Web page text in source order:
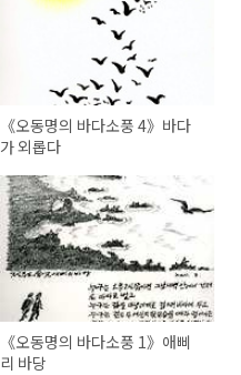
《오동명의 바다소풍 4》바다
가 외롭다
《오동명의 바다소풍 1》애삐
리 바당